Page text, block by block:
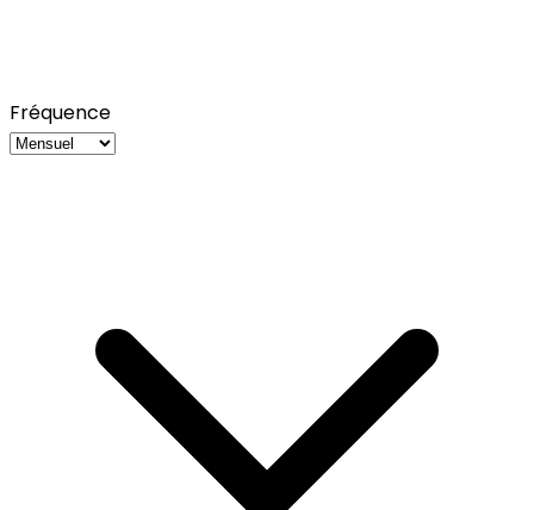
Fréquence